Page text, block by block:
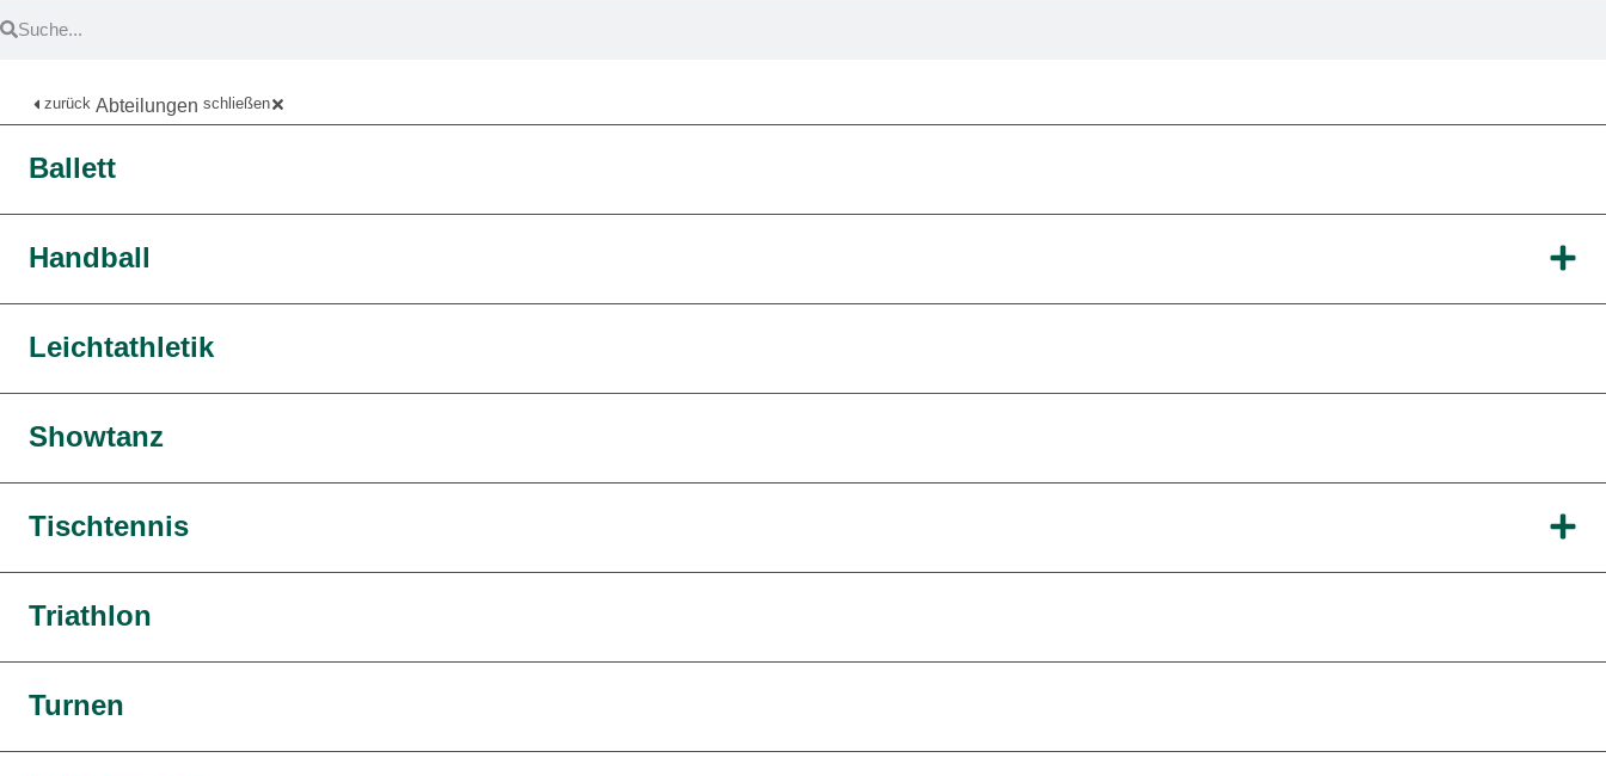
zurück Abteilungen schließen
Ballett
Handball
Leichtathletik
Showtanz
Tischtennis
Triathlon
Turnen